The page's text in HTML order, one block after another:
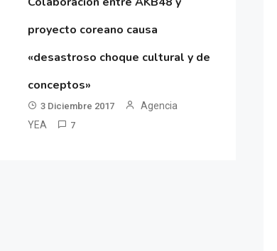
proyecto coreano causa
«desastroso choque cultural y de
conceptos»
3 Diciembre 2017
Agencia
YEA
7